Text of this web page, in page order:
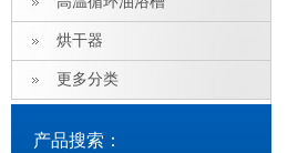
烘干器
更多分类
产品搜索：